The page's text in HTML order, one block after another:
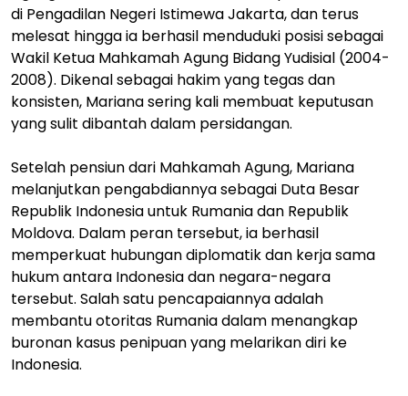
di Pengadilan Negeri Istimewa Jakarta, dan terus
melesat hingga ia berhasil menduduki posisi sebagai
Wakil Ketua Mahkamah Agung Bidang Yudisial (2004-
2008). Dikenal sebagai hakim yang tegas dan
konsisten, Mariana sering kali membuat keputusan
yang sulit dibantah dalam persidangan.
Setelah pensiun dari Mahkamah Agung, Mariana
melanjutkan pengabdiannya sebagai Duta Besar
Republik Indonesia untuk Rumania dan Republik
Moldova. Dalam peran tersebut, ia berhasil
memperkuat hubungan diplomatik dan kerja sama
hukum antara Indonesia dan negara-negara
tersebut. Salah satu pencapaiannya adalah
membantu otoritas Rumania dalam menangkap
buronan kasus penipuan yang melarikan diri ke
Indonesia.